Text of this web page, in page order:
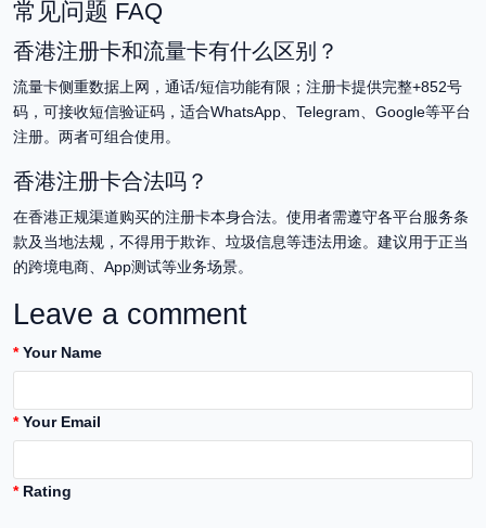
常见问题 FAQ
香港注册卡和流量卡有什么区别？
流量卡侧重数据上网，通话/短信功能有限；注册卡提供完整+852号
码，可接收短信验证码，适合WhatsApp、Telegram、Google等平台
注册。两者可组合使用。
香港注册卡合法吗？
在香港正规渠道购买的注册卡本身合法。使用者需遵守各平台服务条
款及当地法规，不得用于欺诈、垃圾信息等违法用途。建议用于正当
的跨境电商、App测试等业务场景。
Leave a comment
Your Name
Your Email
Rating